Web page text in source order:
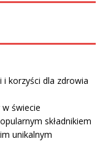
i korzyści dla zdrowia
świecie
składnikiem
unikalnym